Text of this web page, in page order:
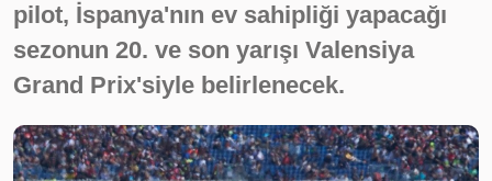
pilot, İspanya'nın ev sahipliği yapacağı
sezonun 20. ve son yarışı Valensiya
Grand Prix'siyle belirlenecek.